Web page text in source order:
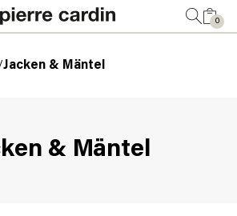
0
Jacken & Mäntel
& Mäntel